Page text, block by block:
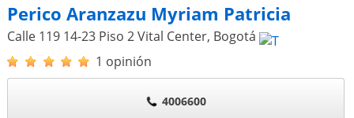
Perico Aranzazu Myriam Patricia
Calle 119 14-23 Piso 2 Vital Center, Bogotá
1 opinión
4006600